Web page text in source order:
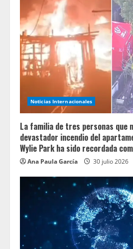
Noticias Internacionales
La familia de tres personas que
devastador incendio del
Wylie Park ha sido recordada
Ana Paula García 30 julio 2026